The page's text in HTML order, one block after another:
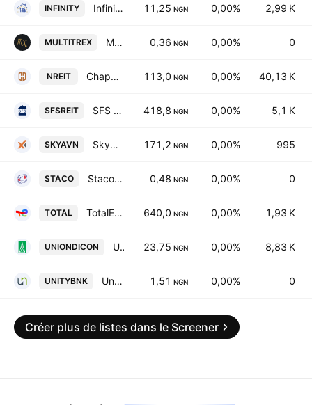
INFINITY Infinity Trust Mortgage Bank Plc 11,25 NGN 0,00% 2,99 K
MULTITREX Multi-Trex Integrated Foods Plc 0,36 NGN 0,00% 0
NREIT Chapel Hill Denham Management Limited 113,0 NGN 0,00% 40,13 K
SFSREIT SFS Real Estate Investment Trust 418,8 NGN 0,00% 5,1 K
SKYAVN Skyway Aviation Handling Co. Plc 171,2 NGN 0,00% 995
STACO Staco Insurance PLC 0,48 NGN 0,00% 0
TOTAL TotalEnergies Marketing Nigeria Plc 640,0 NGN 0,00% 1,93 K
UNIONDICON Union Dicon Salt Plc 23,75 NGN 0,00% 8,83 K
UNITYBNK Unity Bank PLC 1,51 NGN 0,00% 0
Créer plus de listes dans le Screener